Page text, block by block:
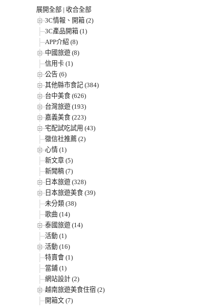
展開全部 | 收合全部
3C情報、開箱 (2)
3C產品開箱 (1)
APP介紹 (8)
中國旅遊 (8)
信用卡 (1)
公告 (6)
其他縣市食記 (384)
台中美食 (626)
台灣旅遊 (193)
嘉義美食 (223)
宅配試吃試用 (43)
徵信社推薦 (2)
心情 (1)
新文章 (5)
新聞稿 (7)
日本旅遊 (328)
日本旅遊美食 (39)
未分類 (38)
歌曲 (14)
泰國旅遊 (14)
活動 (1)
活動 (16)
特賣會 (1)
當鋪 (1)
網站設計 (2)
越南旅遊美食住宿 (2)
開箱文 (7)